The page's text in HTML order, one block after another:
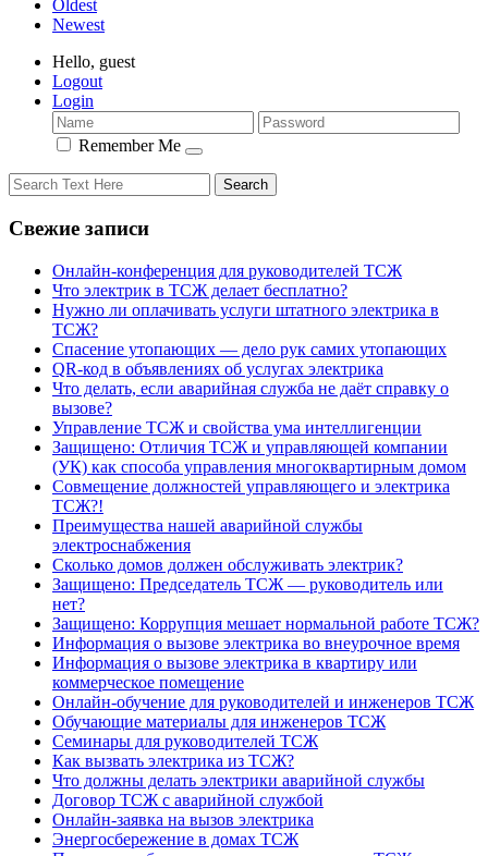
Oldest
Newest
Hello, guest
Logout
Login
Remember Me
Свежие записи
Онлайн-конференция для руководителей ТСЖ
Что электрик в ТСЖ делает бесплатно?
Нужно ли оплачивать услуги штатного электрика в
ТСЖ?
Спасение утопающих — дело рук самих утопающих
QR-код в объявлениях об услугах электрика
Что делать, если аварийная служба не даёт справку о
вызове?
Управление ТСЖ и свойства ума интеллигенции
Защищено: Отличия ТСЖ и управляющей компании
(УК) как способа управления многоквартирным домом
Совмещение должностей управляющего и электрика
ТСЖ?!
Преимущества нашей аварийной службы
электроснабжения
Сколько домов должен обслуживать электрик?
Защищено: Председатель ТСЖ — руководитель или
нет?
Защищено: Коррупция мешает нормальной работе ТСЖ?
Информация о вызове электрика во внеурочное время
Информация о вызове электрика в квартиру или
коммерческое помещение
Онлайн-обучение для руководителей и инженеров ТСЖ
Обучающие материалы для инженеров ТСЖ
Семинары для руководителей ТСЖ
Как вызвать электрика из ТСЖ?
Что должны делать электрики аварийной службы
Договор ТСЖ с аварийной службой
Онлайн-заявка на вызов электрика
Энергосбережение в домах ТСЖ